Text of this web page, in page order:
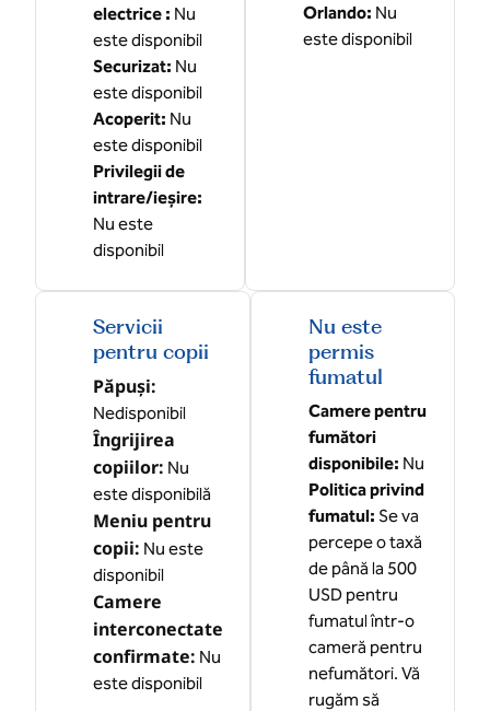
electrice : Nu
este disponibil
Securizat: Nu
este disponibil
Acoperit: Nu
este disponibil
Privilegii de
intrare/ieșire:
Nu este
disponibil
Orlando: Nu
este disponibil
Servicii
pentru copii
Păpuși:
Nedisponibil
Îngrijirea
copiilor: Nu
este disponibilă
Meniu pentru
copii: Nu este
disponibil
Camere
interconectate
confirmate: Nu
este disponibil
Nu este
permis
fumatul
Camere pentru
fumători
disponibile: Nu
Politica privind
fumatul: Se va
percepe o taxă
de până la 500
USD pentru
fumatul într-o
cameră pentru
nefumători. Vă
rugăm să